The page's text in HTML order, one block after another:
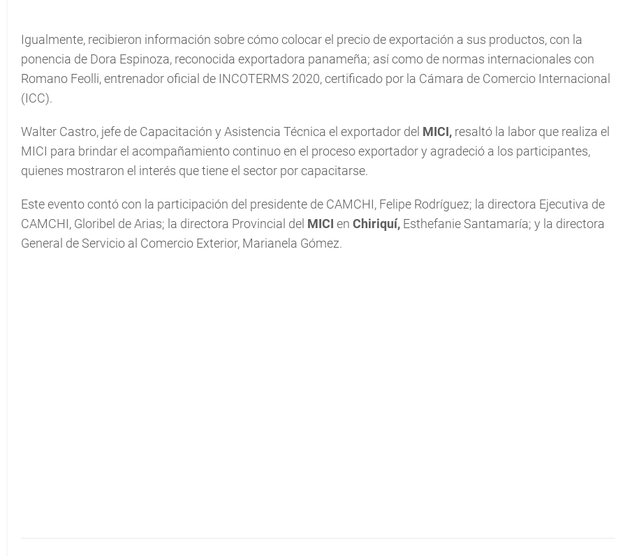
Igualmente, recibieron información sobre cómo colocar el precio de exportación a sus productos, con la
ponencia de Dora Espinoza, reconocida exportadora panameña; así como de normas internacionales con
Romano Feolli, entrenador oficial de INCOTERMS 2020, certificado por la Cámara de Comercio Internacional
(ICC).
Walter Castro, jefe de Capacitación y Asistencia Técnica el exportador del MICI, resaltó la labor que realiza el
MICI para brindar el acompañamiento continuo en el proceso exportador y agradeció a los participantes,
quienes mostraron el interés que tiene el sector por capacitarse.
Este evento contó con la participación del presidente de CAMCHI, Felipe Rodríguez; la directora Ejecutiva de
CAMCHI, Gloribel de Arias; la directora Provincial del MICI en Chiriquí, Esthefanie Santamaría; y la directora
General de Servicio al Comercio Exterior, Marianela Gómez.